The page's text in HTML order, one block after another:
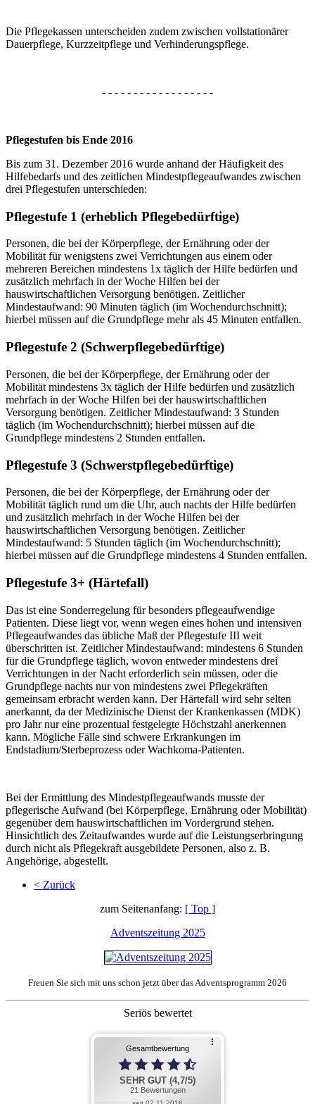
Die Pflegekassen unterscheiden zudem zwischen vollstationärer
Dauerpflege, Kurzzeitpflege und Verhinderungspflege.
- - - - - - - - - - - - - - - - - -
Pflegestufen bis Ende 2016
Bis zum 31. Dezember 2016 wurde anhand der Häufigkeit des
Hilfebedarfs und des zeitlichen Mindestpflegeaufwandes zwischen
drei Pflegestufen unterschieden:
Pflegestufe 1 (erheblich Pflegebedürftige)
Personen, die bei der Körperpflege, der Ernährung oder der
Mobilität für wenigstens zwei Verrichtungen aus einem oder
mehreren Bereichen mindestens 1x täglich der Hilfe bedürfen und
zusätzlich mehrfach in der Woche Hilfen bei der
hauswirtschaftlichen Versorgung benötigen. Zeitlicher
Mindestaufwand: 90 Minuten täglich (im Wochendurchschnitt);
hierbei müssen auf die Grundpflege mehr als 45 Minuten entfallen.
Pflegestufe 2 (Schwerpflegebedürftige)
Personen, die bei der Körperpflege, der Ernährung oder der
Mobilität mindestens 3x täglich der Hilfe bedürfen und zusätzlich
mehrfach in der Woche Hilfen bei der hauswirtschaftlichen
Versorgung benötigen. Zeitlicher Mindestaufwand: 3 Stunden
täglich (im Wochendurchschnitt); hierbei müssen auf die
Grundpflege mindestens 2 Stunden entfallen.
Pflegestufe 3 (Schwerstpflegebedürftige)
Personen, die bei der Körperpflege, der Ernährung oder der
Mobilität täglich rund um die Uhr, auch nachts der Hilfe bedürfen
und zusätzlich mehrfach in der Woche Hilfen bei der
hauswirtschaftlichen Versorgung benötigen. Zeitlicher
Mindestaufwand: 5 Stunden täglich (im Wochendurchschnitt);
hierbei müssen auf die Grundpflege mindestens 4 Stunden entfallen.
Pflegestufe 3+ (Härtefall)
Das ist eine Sonderregelung für besonders pflegeaufwendige
Patienten. Diese liegt vor, wenn wegen eines hohen und intensiven
Pflegeaufwandes das übliche Maß der Pflegestufe III weit
überschritten ist. Zeitlicher Mindestaufwand: mindestens 6 Stunden
für die Grundpflege täglich, wovon entweder mindestens drei
Verrichtungen in der Nacht erforderlich sein müssen, oder die
Grundpflege nachts nur von mindestens zwei Pflegekräften
gemeinsam erbracht werden kann. Der Härtefall wird sehr selten
anerkannt, da der Medizinische Dienst der Krankenkassen (MDK)
pro Jahr nur eine prozentual festgelegte Höchstzahl anerkennen
kann. Mögliche Fälle sind schwere Erkrankungen im
Endstadium/Sterbeprozess oder Wachkoma-Patienten.
Bei der Ermittlung des Mindestpflegeaufwands musste der
pflegerische Aufwand (bei Körperpflege, Ernährung oder Mobilität)
gegenüber dem hauswirtschaftlichen im Vordergrund stehen.
Hinsichtlich des Zeitaufwandes wurde auf die Leistungserbringung
durch nicht als Pflegekraft ausgebildete Personen, also z. B.
Angehörige, abgestellt.
< Zurück
zum Seitenanfang: [ Top ]
Adventszeitung 2025
Freuen Sie sich mit uns schon jetzt über das Adventsprogramm 2026
Seriös bewertet